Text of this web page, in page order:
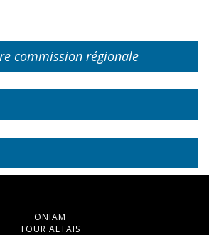
commission régionale
ONIAM
TOUR ALTAÏS